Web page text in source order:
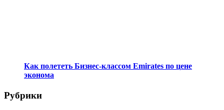
Как полететь Бизнес-классом Emirates по цене
эконома
Рубрики